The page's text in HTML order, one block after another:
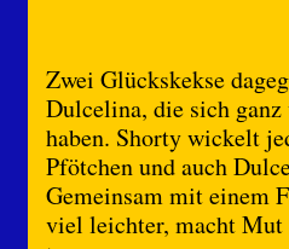
Zwei Glückskekse
Dulcelina, die sich
haben. Shorty wickelt
Pfötchen und auch
Gemeinsam mit einem
viel leichter, macht Mut